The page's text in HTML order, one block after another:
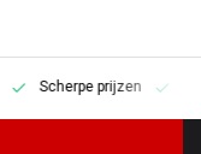
Scherpe prijzen